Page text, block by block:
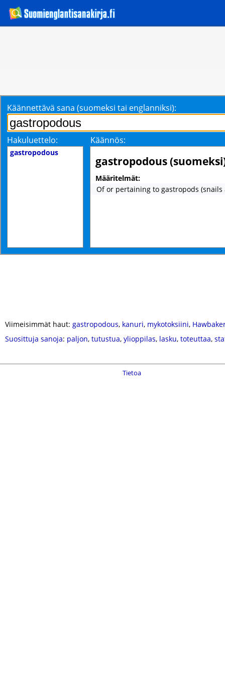
Käännettävä sana (suomeksi tai englanniksi):
Hakuluettelo: Käännös:
gastropodous
gastropodous
Määritelmät:
Of or pertaining to gastropods (snails
Viimeisimmät haut: gastropodous, kanuri, mykotoksiini,
Suosittuja sanoja: paljon, tutustua, ylioppilas, lasku, toteuttaa,
Tietoa